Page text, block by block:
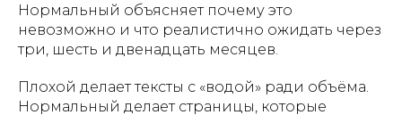
Нормальный объясняет почему это
невозможно и что реалистично ожидать через
три, шесть и двенадцать месяцев.
Плохой делает тексты с «водой» ради объёма.
Нормальный делает страницы, которые